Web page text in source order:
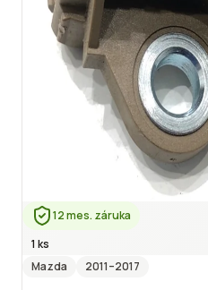
12 mes. záruka
1 ks
Mazda
2011–2017